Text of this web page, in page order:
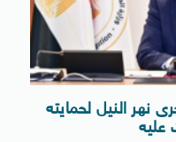
نهر النيل لحمايته
عليه